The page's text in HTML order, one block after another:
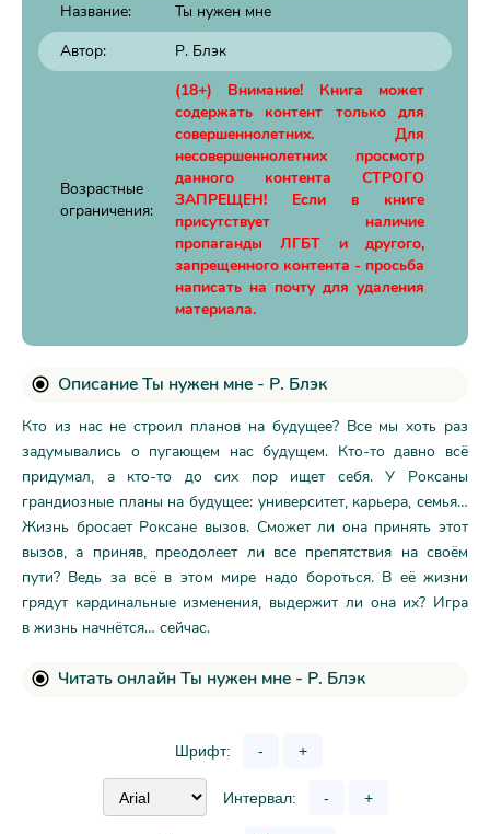
Название:
Ты нужен мне
Автор:
Р. Блэк
Возрастные
ограничения:
(18+) Внимание! Книга может
содержать контент только для
совершеннолетних. Для
несовершеннолетних просмотр
данного контента СТРОГО
ЗАПРЕЩЕН! Если в книге
присутствует наличие
пропаганды ЛГБТ и другого,
запрещенного контента - просьба
написать на почту для удаления
материала.
Описание Ты нужен мне - Р. Блэк
Кто из нас не строил планов на будущее? Все мы хоть раз
задумывались о пугающем нас будущем. Кто-то давно всё
придумал, а кто-то до сих пор ищет себя. У Роксаны
грандиозные планы на будущее: университет, карьера, семья…
Жизнь бросает Роксане вызов. Сможет ли она принять этот
вызов, а приняв, преодолеет ли все препятствия на своём
пути? Ведь за всё в этом мире надо бороться. В её жизни
грядут кардинальные изменения, выдержит ли она их? Игра
в жизнь начнётся… сейчас.
Читать онлайн Ты нужен мне - Р. Блэк
Шрифт: - +
Интервал: - +